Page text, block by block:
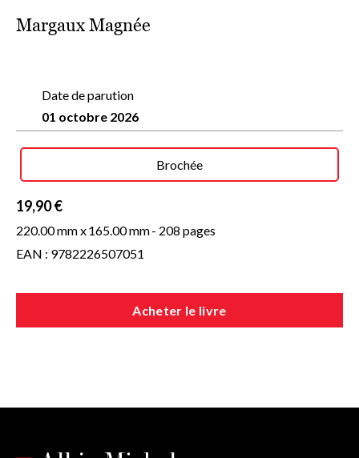
Margaux Magnée
Date de parution
01 octobre 2026
Brochée
19,90 €
220.00 mm x165.00 mm- 208 pages
EAN : 9782226507051
Acheter le livre